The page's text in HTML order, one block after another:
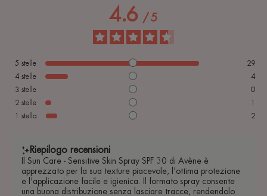
4.6 /5
5 stelle
29
4 stelle
4
3 stelle
0
2 stelle
1
1 stella 2
Riepilogo recensioni
Il Sun Care - Sensitive Skin Spray SPF 30 di Avène è
apprezzato per la sua texture piacevole, l'ottima protezione
e l'applicazione facile e igienica. Il formato spray consente
una buona distribuzione senza lasciare tracce, rendendolo